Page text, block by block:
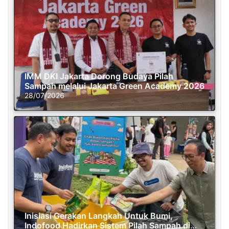
IMM DKI Jakarta Dorong Budaya Pilah
Sampah melalui Jakarta Green Academy 2026
28/07/2026
Inisiasi Gerakan Langkah Untuk Bumi,
Indofood Hadirkan Sistem Pilah Sampah di